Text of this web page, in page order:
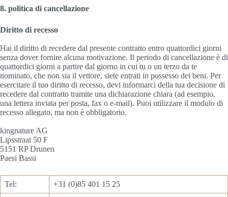
8. politica di cancellazione
Diritto di recesso
Hai il diritto di recedere dal presente contratto entro quattordici giorni
senza dover fornire alcuna motivazione. Il periodo di cancellazione è di
quattordici giorni a partire dal giorno in cui tu o un terzo da te
nominato, che non sia il vettore, siete entrati in possesso dei beni. Per
esercitare il tuo diritto di recesso, devi informarci della tua decisione di
recedere dal contratto tramite una dichiarazione chiara (ad esempio,
una lettera inviata per posta, fax o e-mail). Puoi utilizzare il modulo di
recesso allegato, ma non è obbligatorio.
kingnature AG
Lipsstraat 50 F
5151 RP Drunen
Paesi Bassi
Tel: +31 (0)85 401 15 25